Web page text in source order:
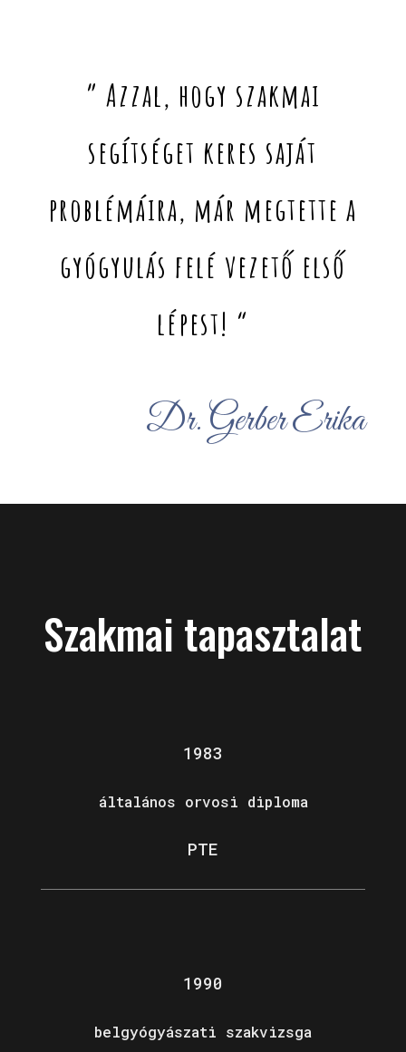
” Azzal, hogy szakmai
segítséget keres saját
problémáira, már megtette a
gyógyulás felé vezető első
lépest! “
Dr. Gerber Erika
Szakmai tapasztalat
1983
általános orvosi diploma
PTE
1990
belgyógyászati szakvizsga